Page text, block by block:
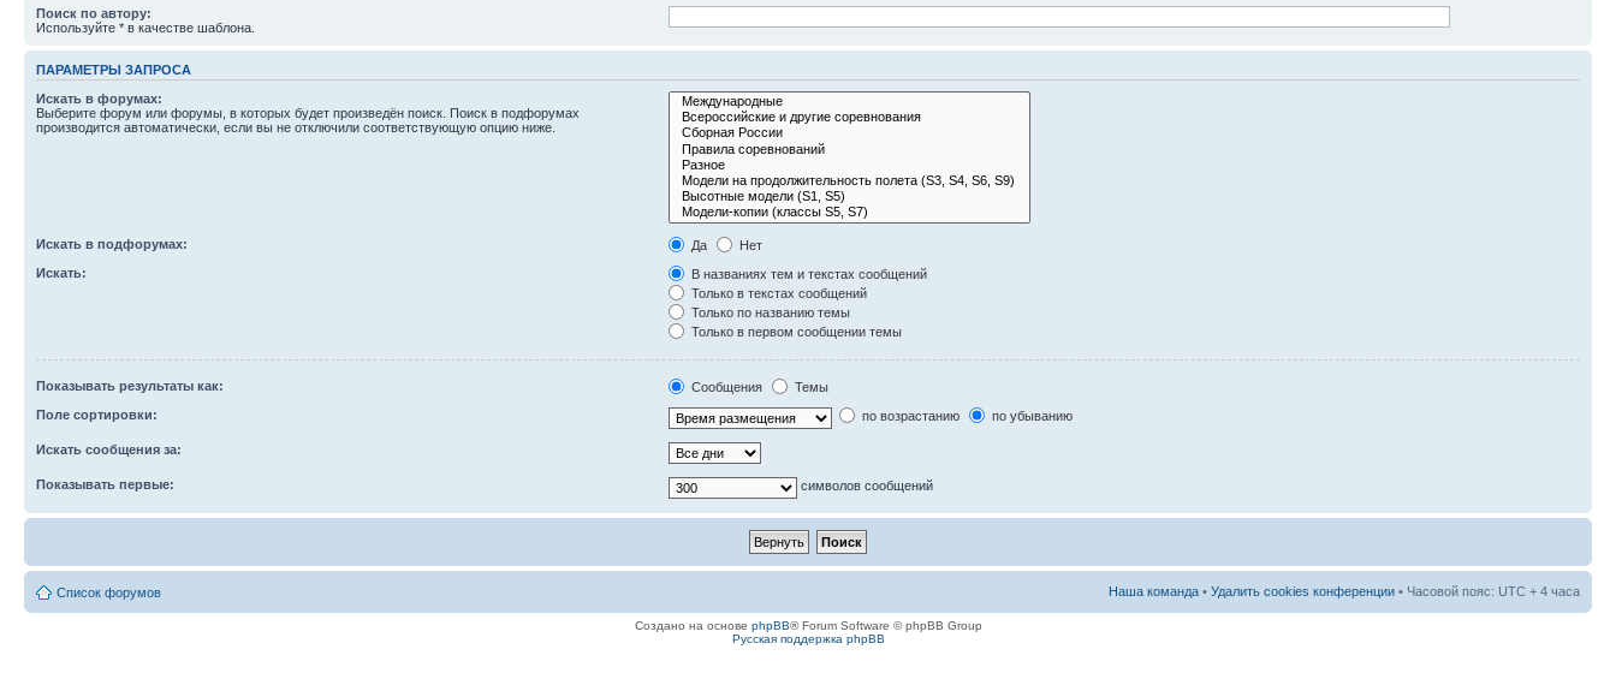
Поиск по автору:
Используйте * в качестве шаблона.
ПАРАМЕТРЫ ЗАПРОСА
Искать в форумах:
Выберите форум или форумы, в которых будет произведён поиск. Поиск в подфорумах
производится автоматически, если вы не отключили соответствующую опцию ниже.
Искать в подфорумах: Да
Нет
Искать:
В названиях тем и текстах сообщений
Только в текстах сообщений
Только по названию темы
Только в первом сообщении темы
Показывать результаты как: Сообщения
Темы
Поле сортировки:
по возрастанию по убыванию
Искать сообщения за:
Показывать первые: символов сообщений
Список форумов Наша команда • Удалить cookies конференции • Часовой пояс: UTC + 4 часа
Создано на основе phpBB® Forum Software © phpBB Group
Русская поддержка phpBB